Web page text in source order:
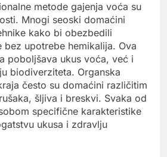
metode gajenja voća su
Mnogi seoski domaćini
kako bi obezbedili
bez upotrebe hemikalija. Ova
poboljšava ukus voća, već i
biodiverziteta. Organska
često su domaćini različitim
šljiva i breskvi. Svaka od
specifične karakteristike
ukusa i zdravlju